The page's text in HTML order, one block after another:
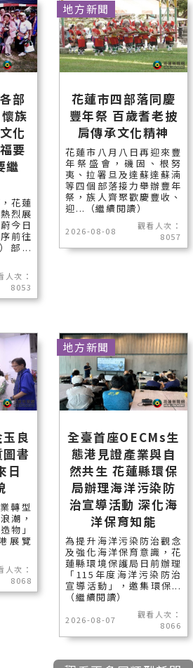
部
族
化
要
繼
花蓮
烈展
今日
前往
部...
人次：
8053
花蓮市四部落同慶
豐年祭 百歲耆老披
肩傳承文化精神
花蓮市八月八日再迎來豐
年祭盛會，磯固、根努
夷、拉署旦及達蘇達蘇湳
等四個部落接力舉辦豐年
祭，族人齊聚歡慶豐收、
迎...（繼續閱讀）
2026-08-08
觀看人次：
8057
地方新聞
良
書
日
轉型
潮，
物」
展覽
人次：
8068
全臺首座OECMs生
態港見證產業與自
然共生 花蓮縣環保
局辦理海洋污染防
治宣導活動 深化海
洋保育知能
為提升海洋污染防治觀念
及強化海洋保育意識，花
蓮縣環境保護局日前辦理
「115年度海洋污染防治
宣導活動」，邀集環保...
（繼續閱讀）
2026-08-07
觀看人次：
8066
地方新聞